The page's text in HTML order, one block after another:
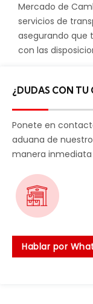
Mercado de
servicios de
asegurando que
con las
¿DUDAS CON TU
Ponete en
aduana de
manera
Hablar por